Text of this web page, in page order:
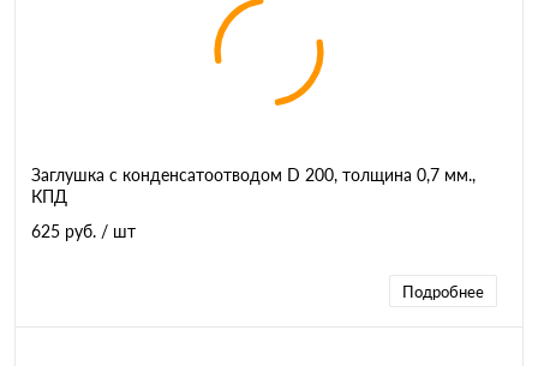
Заглушка с конденсатоотводом D 200, толщина 0,7 мм.,
КПД
625 руб. / шт
Подробнее